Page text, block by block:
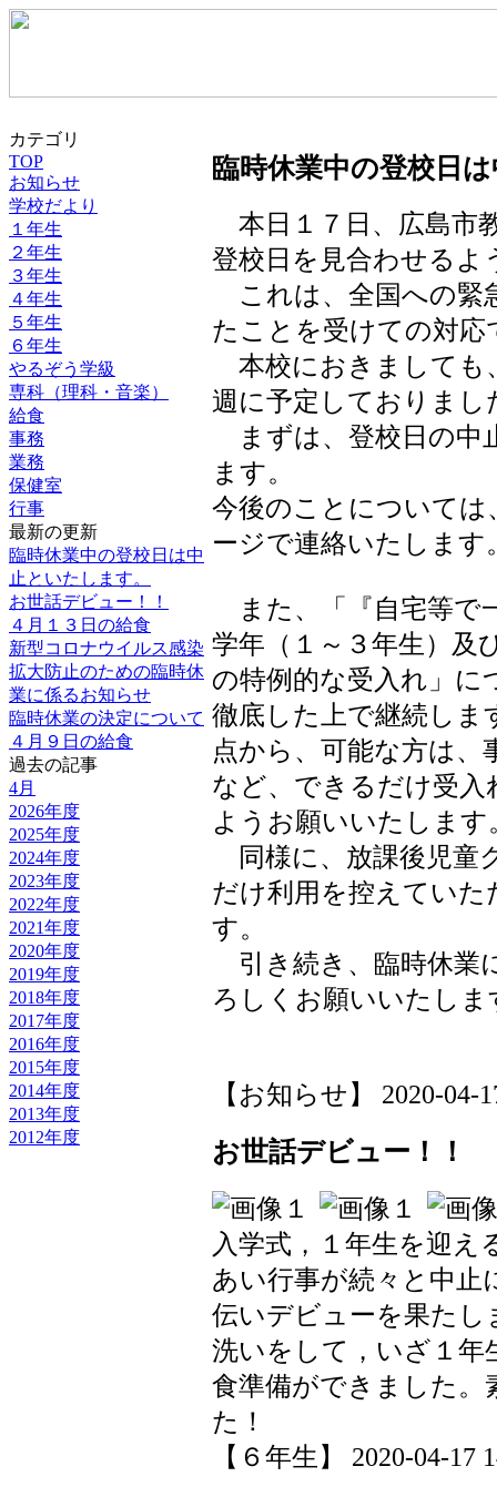
カテゴリ
TOP
お知らせ
学校だより
１年生
２年生
３年生
４年生
５年生
６年生
やるぞう学級
専科（理科・音楽）
給食
事務
業務
保健室
行事
最新の更新
臨時休業中の登校日は中
止といたします。
お世話デビュー！！
４月１３日の給食
新型コロナウイルス感染
拡大防止のための臨時休
業に係るお知らせ
臨時休業の決定について
４月９日の給食
過去の記事
4月
2026年度
2025年度
2024年度
2023年度
2022年度
2021年度
2020年度
2019年度
2018年度
2017年度
2016年度
2015年度
2014年度
2013年度
2012年度
臨時休業中の登校日
本日１７日、広島市
登校日を見合わせるよ
これは、全国への緊
たことを受けての対応
本校におきましても
週に予定しておりまし
まずは、登校日の中
ます。
今後のことについて
ージで連絡いたします
また、「『自宅等で
学年（１～３年生）及
の特例的な受入れ」に
徹底した上で継続しま
点から、可能な方は、
など、できるだけ受
ようお願いいたします
同様に、放課後児童
だけ利用を控えてい
す。
引き続き、臨時休業
ろしくお願いいたしま
【お知らせ】 2020-04-
お世話デビュー！！
入学式，１年生を迎え
あい行事が続々と中止
伝いデビューを果たし
洗いをして，いざ１年
食準備ができました。
た！
【６年生】 2020-04-17